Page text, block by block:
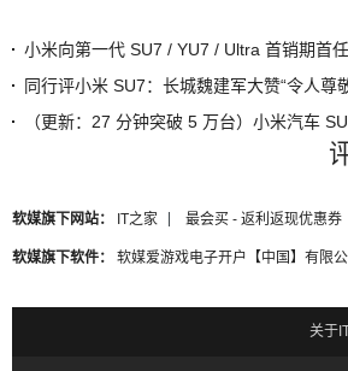
软媒旗下网站： IT之家 最会买 - 返利返现优惠券
软媒旗下软件： 软媒爱游戏电子开户【中国】有限
关于